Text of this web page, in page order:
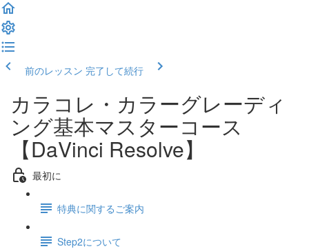
前のレッスン 完了して続行
カラコレ・カラーグレーディ
ング基本マスターコース
【DaVinci Resolve】
最初に
特典に関するご案内
Step2について